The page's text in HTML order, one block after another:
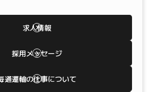
求人情報
採用メッセージ
通運輸の仕事について